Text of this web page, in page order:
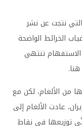
نتجت عن نشر
الخرائط الواضحة
الاستفهام تنتهي
من الألغام، لكن مع
عادت الألغام إلى
توزيعها في نقاط